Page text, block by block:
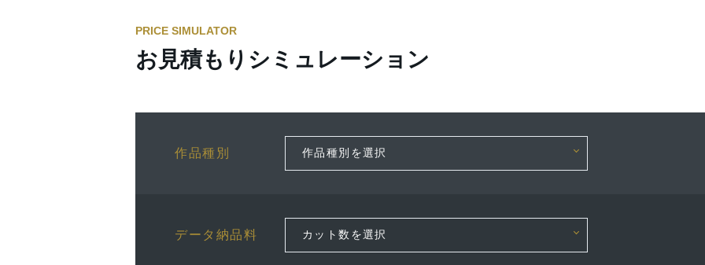
PRICE SIMULATOR
お見積もりシミュレーション
作品種別
データ納品料